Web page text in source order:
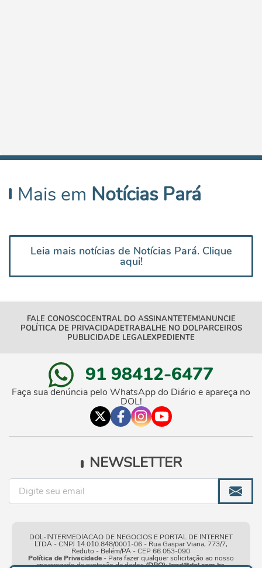
Mais em Notícias Pará
Leia mais notícias de Notícias Pará. Clique
aqui!
FALE CONOSCOCENTRAL DO ASSINANTETEM!ANUNCIE
POLÍTICA DE PRIVACIDADETRABALHE NO DOLPARCEIROS
PUBLICIDADE LEGALEXPEDIENTE
91 98412-6477
Faça sua denúncia pelo WhatsApp do Diário e apareça no
DOL!
NEWSLETTER
DOL-INTERMEDIACAO DE NEGOCIOS E PORTAL DE INTERNET
LTDA - CNPJ 14.010.848/0001-06 - Rua Gaspar Viana, 773/7,
Reduto - Belém/PA - CEP 66.053-090
Política de Privacidade- Para fazer qualquer solicitação ao nosso
encarregado de proteção de dados(DPO):lgpd@dol.com.br.